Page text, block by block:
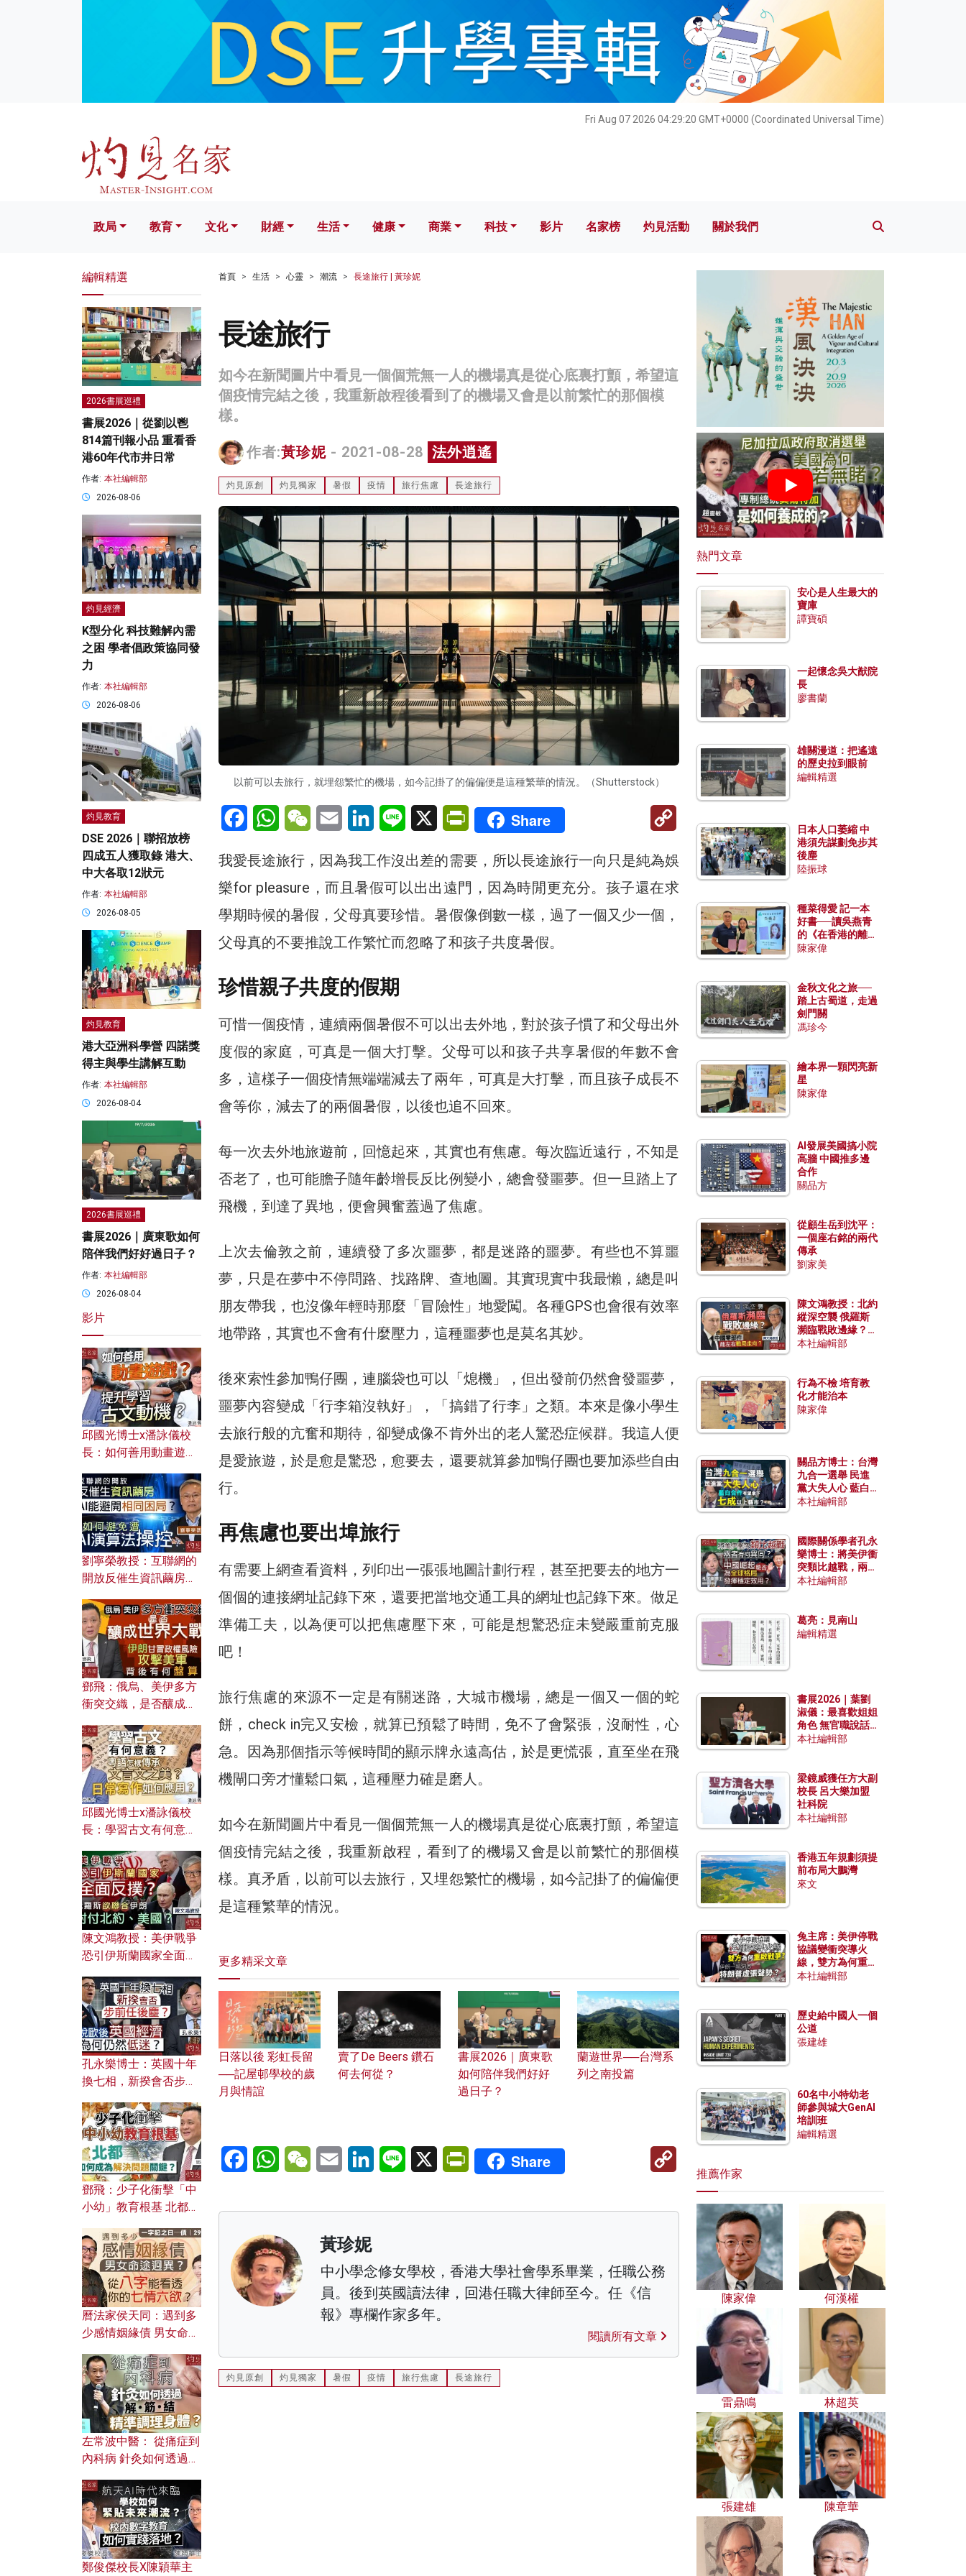
Fri Aug 07 2026 04:29:21 GMT+0000 (Coordinated Universal Time)
文化 財經 生活 健康 科技 影片 名家榜 灼見活動 關於我們
政局 教育 文化 財經 生活 健康 商業 科技 影片 名家榜 灼見活動 關於我們
首頁 生活 心靈 潮流 長途旅行 | 黃珍妮
長途旅行
如今在新聞圖片中看見一個個荒無一人的機場真是從心底裏打顫，希望這
個疫情完結之後，我重新啟程後看到了的機場又會是以前繁忙的那個模
樣。
作者:黃珍妮 - 2021-08-28 法外逍遙
灼見原創 灼見獨家 暑假 疫情 旅行焦慮 長途旅行
以前可以去旅行，就埋怨繁忙的機場，如今記掛了的偏偏便是這種繁華的情況。（Shutterstock）
FacebookWhatsAppWeChatEmail LinkedInLine X PrintFriendly
Share
我愛長途旅行，因為我工作沒出差的需要，所以長途旅行一向只是純為娛
樂for pleasure，而且暑假可以出出遠門，因為時閒更充分。孩子還在求
學期時候的暑假，父母真要珍惜。暑假像倒數一樣，過了一個又少一個，
父母真的不要推說工作繁忙而忽略了和孩子共度暑假。
珍惜親子共度的假期
可惜一個疫情，連續兩個暑假不可以出去外地，對於孩子慣了和父母出外
度假的家庭，可真是一個大打擊。父母可以和孩子共享暑假的年數不會
多，這樣子一個疫情無端端減去了兩年，可真是大打擊，而且孩子成長不
會等你，減去了的兩個暑假，以後也追不回來。
每一次去外地旅遊前，回憶起來，其實也有焦慮。每次臨近遠行，不知是
否老了，也可能膽子隨年齡增長反比例變小，總會發噩夢。但一旦踏上了
飛機，到達了異地，便會興奮蓋過了焦慮。
上次去倫敦之前，連續發了多次噩夢，都是迷路的噩夢。有些也不算噩
夢，只是在夢中不停問路、找路牌、查地圖。其實現實中我最懶，總是叫
朋友帶我，也沒像年輕時那麼「冒險性」地愛闖。各種GPS也會很有效率
地帶路，其實也不會有什麼壓力，這種噩夢也是莫名其妙。
後來索性參加鴨仔團，連腦袋也可以「熄機」，但出發前仍然會發噩夢，
噩夢內容變成「行李箱沒執好」，「搞錯了行李」之類。本來是像小學生
去旅行般的亢奮和期待，卻變成像不肯外出的老人驚恐症候群。我這人便
是愛旅遊，於是愈是驚恐，愈要去，還要就算參加鴨仔團也要加添些自由
行。
再焦慮也要出埠旅行
有需要上網查看資料，列印出一張張地圖計劃行程，甚至把要去的地方一
個個的連接網址記錄下來，還要把當地交通工具的網址也記錄下來。做足
準備工夫，以為便可以把焦慮壓下來，可能是想驚恐症未變嚴重前克服
吧！
旅行焦慮的來源不一定是有關迷路，大城市機場，總是一個又一個的蛇
餅，check in完又安檢，就算已預鬆了時間，免不了會緊張，沒耐性，心
急。因為那個指示等候時間的顯示牌永遠高估，於是更慌張，直至坐在飛
機閘口旁才懂鬆口氣，這種壓力確是磨人。
如今在新聞圖片中看見一個個荒無一人的機場真是從心底裏打顫，希望這
個疫情完結之後，我重新啟程，看到了的機場又會是以前繁忙的那個模
樣。真矛盾，以前可以去旅行，又埋怨繁忙的機場，如今記掛了的偏偏便
是這種繁華的情況。
更多精采文章
日落以後 彩虹長留
──記屋邨學校的歲
月與情誼
賣了De Beers 鑽石
何去何從？
書展2026｜廣東歌
如何陪伴我們好好
過日子？
蘭遊世界──台灣系
列之南投篇
FacebookWhatsAppWeChatEmail LinkedInLine X PrintFriendly
Share
黃珍妮
中小學念修女學校，香港大學社會學系畢業，任職公務
員。後到英國讀法律，回港任職大律師至今。任《信
報》專欄作家多年。
閱讀所有文章
灼見原創 灼見獨家 暑假 疫情 旅行焦慮 長途旅行
編輯精選
2026書展巡禮
書展2026｜從劉以鬯
814篇刊報小品 重看香
港60年代市井日常
作者: 本社編輯部
2026-08-06
灼見經濟
K型分化 科技難解內需
之困 學者倡政策協同發
力
作者: 本社編輯部
2026-08-06
灼見教育
DSE 2026｜聯招放榜
四成五人獲取錄 港大、
中大各取12狀元
作者: 本社編輯部
2026-08-05
灼見教育
港大亞洲科學營 四諾獎
得主與學生講解互動
作者: 本社編輯部
2026-08-04
2026書展巡禮
書展2026｜廣東歌如何
陪伴我們好好過日子？
作者: 本社編輯部
2026-08-04
影片
邱國光博士x潘詠儀校
長：如何善用動畫遊戲
劉寧榮教授：互聯網的
開放反催生資訊繭房，
何避免遭AI演算法操
控？
鄧飛：俄烏、美伊多方
衝突交織，是否釀成世
風險攻擊美軍，背後有
何盤算？
邱國光博士x潘詠儀校
長：學習古文有何意
文之美？ 日常寫作如何
應用？
陳文鴻教授：美伊戰爭
恐引伊斯蘭國家全面反
對付北約美國？
孔永樂博士：英國十年
換七相，新揆會否步前
濟為何仍然低迷？
鄧飛：少子化衝擊「中
小幼」教育根基 北都如
曆法家侯天同：遇到多
少感情姻緣債 男女命途
的七情六欲？
左常波中醫： 從痛症到
內科病 針灸如何透過解
鄭俊傑校長X陳穎華主
熱門文章
安心是人生最大的
寶庫
譚寶碩
一起懷念吳大猷院
長
廖書蘭
雄關漫道：把遙遠
的歷史拉到眼前
編輯精選
日本人口萎縮 中
港須先謀劃免步其
後塵
陸振球
種菜得愛 記一本
好書──讀吳燕青
的《在香港的離島
種菜》
陳家偉
金秋文化之旅──
踏上古蜀道，走過
劍門關
馮珍今
繪本界一顆閃亮新
星
陳家偉
AI發展美國搞小院
高牆 中國推多邊
合作
關品方
從顧生岳到沈平：
一個座右銘的兩代
傳承
劉家美
陳文鴻教授：北約
縱深空襲 俄羅斯
瀕臨戰敗邊緣？中
國零部件能左右戰
本社編輯部
行為不檢 培育教
化才能治本
陳家偉
關品方博士：台灣
九合一選舉 民進
黨大失人心 藍白
合作有望拿下七成
本社編輯部
國際關係學者孔永
樂博士：將美伊衝
突類比越戰，兩者
有何異同？中國崛
本社編輯部
葛亮：見南山
編輯精選
書展2026｜葉劉
淑儀：最喜歡姐姐
角色 無官職說話
包袱少
本社編輯部
梁鏡威獲任方大副
校長 呂大樂加盟
社科院
本社編輯部
香港五年規劃須提
前布局大鵬灣
來文
兔主席：美伊停戰
協議變衝突導火
線，雙方為何重啟
戰爭？伊朗一早洞
本社編輯部
歷史給中國人一個
公道
張建雄
60名中小特幼老
師參與城大GenAI
培訓班
編輯精選
推薦作家
陳家偉 何漢權
雷鼎鳴 林超英
張建雄 陳章華